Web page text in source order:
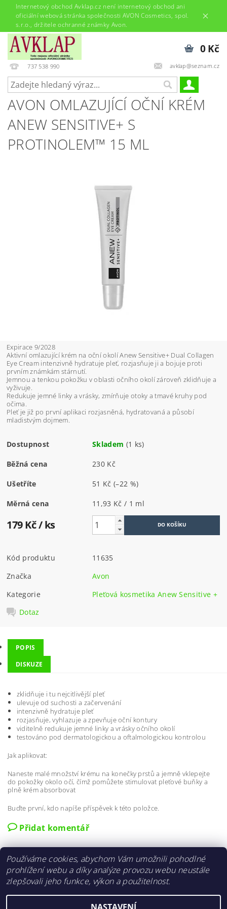
Internetový obchod Avklap.cz není internetový obchod ani
oficiální webová stránka společnosti AVON Cosmetics, spol.
s.r.o., držitele ochranné známky Avon.
737 538 990 avklap@seznam.cz
0 Kč
AVON OMLAZUJÍCÍ OČNÍ KRÉM
ANEW SENSITIVE+ S
PROTINOLEM™ 15 ML
Expirace 9/2028
Aktivní omlazující krém na oční okolí Anew Sensitive+ Dual Collagen
Eye Cream intenzivně hydratuje pleť, rozjasňuje ji a bojuje proti
prvním známkám stárnutí.
Jemnou a tenkou pokožku v oblasti očního okolí zároveň zklidňuje a
vyživuje.
Redukuje jemné linky a vrásky, zmírňuje otoky a tmavé kruhy pod
očima.
Pleť je již po první aplikaci rozjasněná, hydratovaná a působí
mladistvým dojmem.
Dostupnost Skladem (1 ks)
Běžná cena 230 Kč
Ušetříte 51 Kč(–22 %)
Měrná cena 11,93 Kč / 1 ml
179 Kč/ ks
Kód produktu
11635
Značka
Avon
Kategorie
Pleťová kosmetika Anew Sensitive +
Dotaz
POPIS
DISKUZE
zklidňuje i tu nejcitlivější pleť
ulevuje od suchosti a začervenání
intenzivně hydratuje pleť
rozjasňuje, vyhlazuje a zpevňuje oční kontury
viditelně redukuje jemné linky a vrásky očního okolí
testováno pod dermatologickou a oftalmologickou kontrolou
Jak aplikovat:
Naneste malé množství krému na konečky prstů a jemně vklepejte
do pokožky okolo očí, čímž pomůžete stimulovat pleťové buňky a
plně krém absorbovat
Buďte první, kdo napíše příspěvek k této položce.
Přidat komentář
Shoptet.cz | Můjprvníeshop.cz
Používáme cookies, abychom Vám umožnili pohodlné
prohlížení webu a díky analýze provozu webu neustále
zlepšovali jeho funkce, výkon a použitelnost.